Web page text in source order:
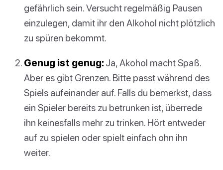
gefährlich sein. Versucht regelmäßig Pausen
einzulegen, damit ihr den Alkohol nicht plötzlich
zu spüren bekommt.
Genug ist genug: Ja, Akohol macht Spaß.
Aber es gibt Grenzen. Bitte passt während des
Spiels aufeinander auf. Falls du bemerkst, dass
ein Spieler bereits zu betrunken ist, überrede
ihn keinesfalls mehr zu trinken. Hört entweder
auf zu spielen oder spielt einfach ohn ihn
weiter.